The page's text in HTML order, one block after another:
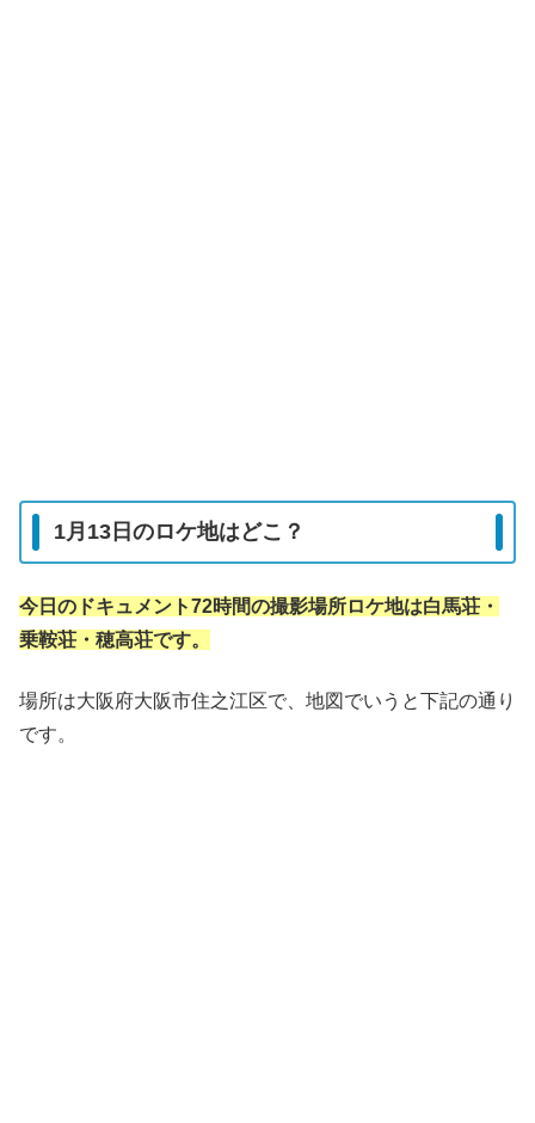
1月13日のロケ地はどこ？
今日のドキュメント72時間の撮影場所ロケ地は白馬荘・
乗鞍荘・穂高荘です。
場所は大阪府大阪市住之江区で、地図でいうと下記の通り
です。